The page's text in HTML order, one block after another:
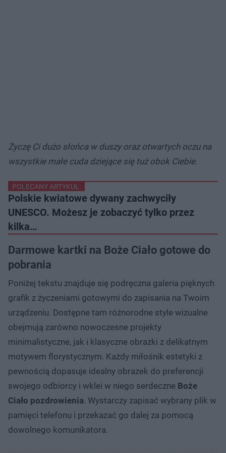
Życzę Ci dużo słońca w duszy oraz otwartych oczu na
wszystkie małe cuda dziejące się tuż obok Ciebie.
POLECANY ARTYKUŁ:
Polskie kwiatowe dywany zachwyciły
UNESCO. Możesz je zobaczyć tylko przez
kilka…
Darmowe kartki na Boże Ciało gotowe do
pobrania
Poniżej tekstu znajduje się podręczna galeria pięknych
grafik z życzeniami gotowymi do zapisania na Twoim
urządzeniu. Dostępne tam różnorodne style wizualne
obejmują zarówno nowoczesne projekty
minimalistyczne, jak i klasyczne obrazki z delikatnym
motywem florystycznym. Każdy miłośnik estetyki z
pewnością dopasuje idealny obrazek do preferencji
swojego odbiorcy i wklei w niego serdeczne Boże
Ciało pozdrowienia. Wystarczy zapisać wybrany plik w
pamięci telefonu i przekazać go dalej za pomocą
dowolnego komunikatora.